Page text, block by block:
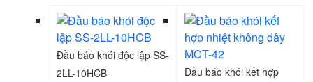
Đầu báo khói độc lập SS-
2LL-10HCB
Đầu báo khói kết hợp